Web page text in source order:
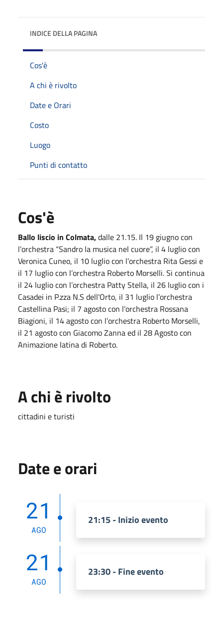
INDICE DELLA PAGINA
Cos'è
A chi è rivolto
Date e Orari
Costo
Luogo
Punti di contatto
Cos'è
Ballo liscio in Colmata,dalle 21.15. Il 19 giugno con
l’orchestra “Sandro la musica nel cuore”, il 4 luglio con
Veronica Cuneo, il 10 luglio con l’orchestra Rita Gessi e
il 17 luglio con l’orchestra Roberto Morselli. Si continua
il 24 luglio con l’orchestra Patty Stella, il 26 luglio con i
Casadei in P.zza N.S dell'Orto, il 31 luglio l’orchestra
Castellina Pasi; il 7 agosto con l’orchestra Rossana
Biagioni, il 14 agosto con l’orchestra Roberto Morselli,
il 21 agosto con Giacomo Zanna ed il 28 Agosto con
Animazione latina di Roberto.
A chi è rivolto
cittadini e turisti
Date e orari
21
AGO
21:15 - Inizio evento
21
AGO
23:30 - Fine evento